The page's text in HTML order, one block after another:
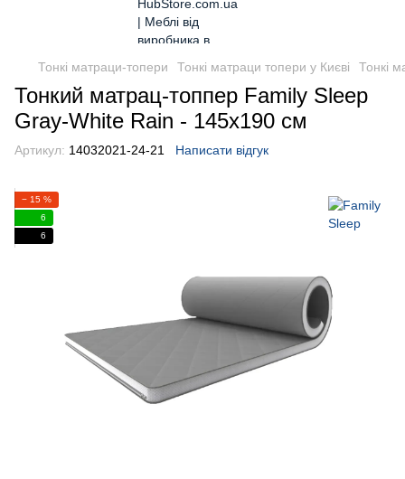
Тонкі матраци-топери Тонкі матраци топери у Києві Тонкі
Тонкий матрац-топпер Family Sleep
Gray-White Rain - 145х190 см
Артикул: 14032021-24-21 Написати відгук
− 15 %
6
6